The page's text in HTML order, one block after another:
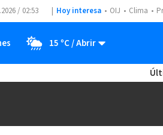
/ 02:53 Hoy interesa OIJ Clima
15 ºC